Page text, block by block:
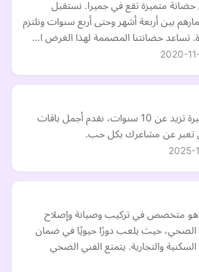
متميزة تقع في جميرا. نستقبل
بين أربعة أشهر وحتى أربع سنوات ونلتزم
تساعد حضانتنا المصممة لهذا الغرض ا…
2020-
إيڤانا للورود والهدايا، بخبرة تزيد عن 10 سنوات، نقدم أجمل باقات
تعبر عن مشاعرك بكل حب.
2025-
متخصص في تركيب وصيانة وإصلاح
الصحي، حيث يلعب دورًا حيويًا في ضمان
والتجارية. يتمتع الفني الصحي